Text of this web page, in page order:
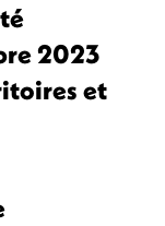
2023
et